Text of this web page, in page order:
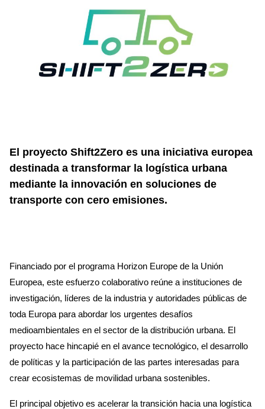
El proyecto Shift2Zero es una iniciativa europea
destinada a transformar la logística urbana
mediante la innovación en soluciones de
transporte con cero emisiones.
Financiado por el programa Horizon Europe de la Unión
Europea, este esfuerzo colaborativo reúne a instituciones de
investigación, líderes de la industria y autoridades públicas de
toda Europa para abordar los urgentes desafíos
medioambientales en el sector de la distribución urbana. El
proyecto hace hincapié en el avance tecnológico, el desarrollo
de políticas y la participación de las partes interesadas para
crear ecosistemas de movilidad urbana sostenibles.
El principal objetivo es acelerar la transición hacia una logística